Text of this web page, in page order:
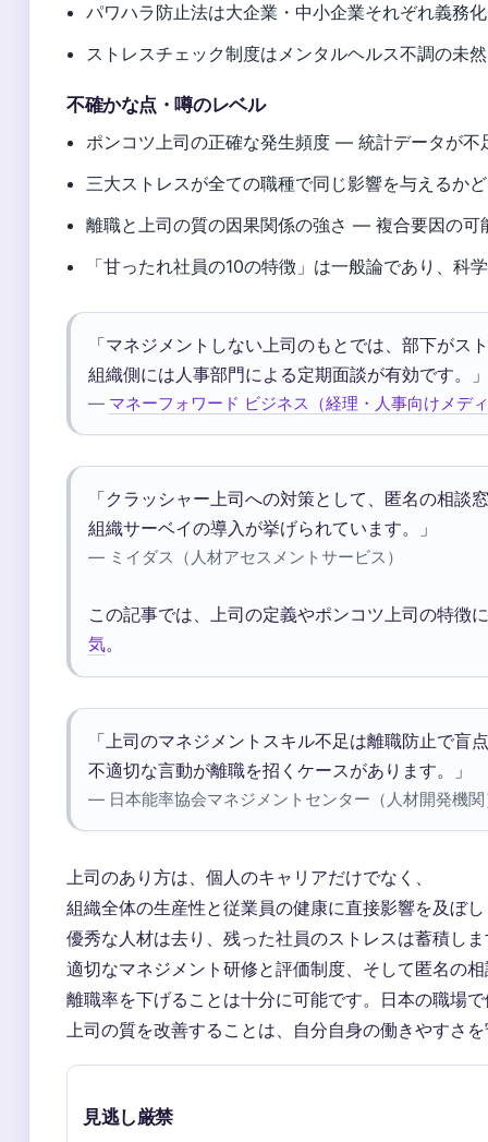
パワハラ防止法は大企業・中小企業それぞれ義務
ストレスチェック制度はメンタルヘルス不調の
不確かな点・噂のレベル
ポンコツ上司の正確な発生頻度 — 統計データが不
三大ストレスが全ての職種で同じ影響を与えるか
離職と上司の質の因果関係の強さ — 複合要因の可
「甘ったれ社員の10の特徴」は一般論であり、科
「マネジメントしない上司のもとでは、部下がス
組織側には人事部門による定期面談が有効です。」
— マネーフォワード ビジネス（経理・人事向けメデ
「クラッシャー上司への対策として、匿名の相
組織サーベイの導入が挙げられています。」
— ミイダス（人材アセスメントサービス）
この記事では、上司の定義やポンコツ上司の特徴
気。
「上司のマネジメントスキル不足は離職防止で盲
不適切な言動が離職を招くケースがあります。」
— 日本能率協会マネジメントセンター（人材開発機関
上司のあり方は、個人のキャリアだけでなく、
組織全体の生産性と従業員の健康に直接影響を及ぼ
優秀な人材は去り、残った社員のストレスは蓄積し
適切なマネジメント研修と評価制度、そして匿名の
離職率を下げることは十分に可能です。日本の職場
上司の質を改善することは、自分自身の働きやすさ
見逃し厳禁